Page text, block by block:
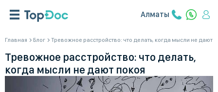
Алматы
Главная Блог Тревожное расстройство: что делать, когда мысли не дают
Тревожное расстройство: что делать,
когда мысли не дают покоя